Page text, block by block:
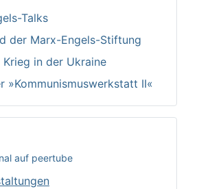
Talks
der Marx-Engels-Stiftung
in der Ukraine
»Kommunismuswerkstatt II«
auf peertube